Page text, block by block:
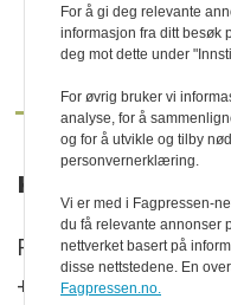
KONTAKT
P.b. 130, N-2261
+47 469 41 000
For å gi deg relevante
informasjon fra ditt besøk
deg mot dette under
For øvrig bruker vi
analyse, for å
og for å utvikle og tilby
personvernerklæring.
Vi er med i Fagpressen-
du få relevante annonser
nettverket basert på
disse nettstedene. En
Fagpressen.no.